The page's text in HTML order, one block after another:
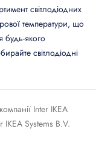
світлодіодних
температури, що
будь-якого
світлодіодні
Inter IKEA
Systems B.V.